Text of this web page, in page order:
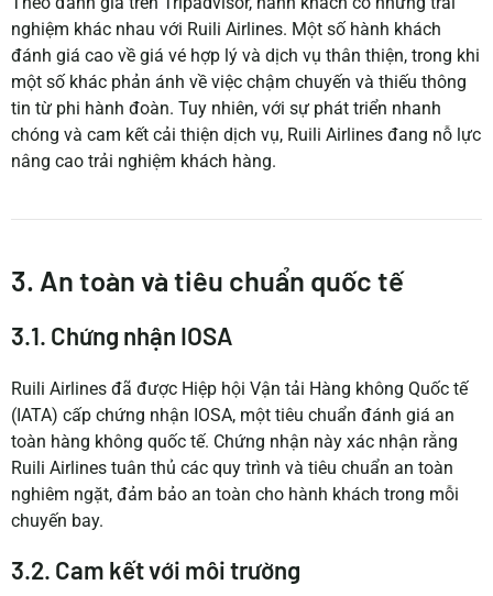
nghiệm khác nhau với Ruili Airlines. Một số hành khách
đánh giá cao về giá vé hợp lý và dịch vụ thân thiện, trong khi
một số khác phản ánh về việc chậm chuyến và thiếu thông
tin từ phi hành đoàn. Tuy nhiên, với sự phát triển nhanh
chóng và cam kết cải thiện dịch vụ, Ruili Airlines đang nỗ lực
nâng cao trải nghiệm khách hàng.
3. An toàn và tiêu chuẩn quốc tế
3.1. Chứng nhận IOSA
Ruili Airlines đã được Hiệp hội Vận tải Hàng không Quốc tế
(IATA) cấp chứng nhận IOSA, một tiêu chuẩn đánh giá an
toàn hàng không quốc tế. Chứng nhận này xác nhận rằng
Ruili Airlines tuân thủ các quy trình và tiêu chuẩn an toàn
nghiêm ngặt, đảm bảo an toàn cho hành khách trong mỗi
chuyến bay.
3.2. Cam kết với môi trường